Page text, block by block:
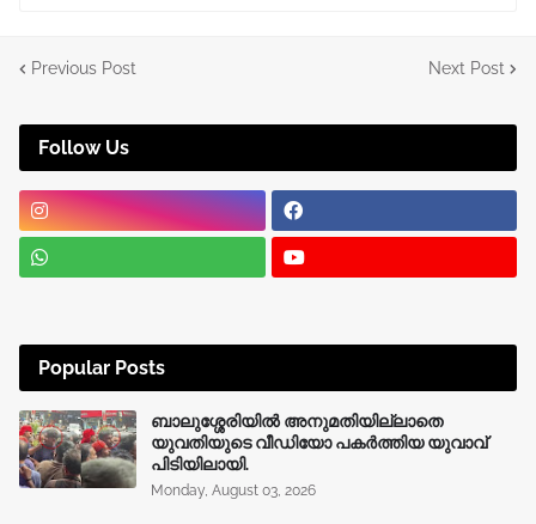
Previous Post Next Post
Follow Us
Popular Posts
ബാലുശ്ശേരിയിൽ അനുമതിയില്ലാതെ
യുവതിയുടെ വീഡിയോ പകർത്തിയ യുവാവ്
പിടിയിലായി.
Monday, August 03, 2026